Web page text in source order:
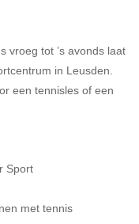
vroeg tot ’s avonds laat
in Leusden.
een tennisles of een
Sport
met tennis